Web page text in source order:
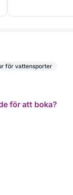
för vattensporter
för att boka?